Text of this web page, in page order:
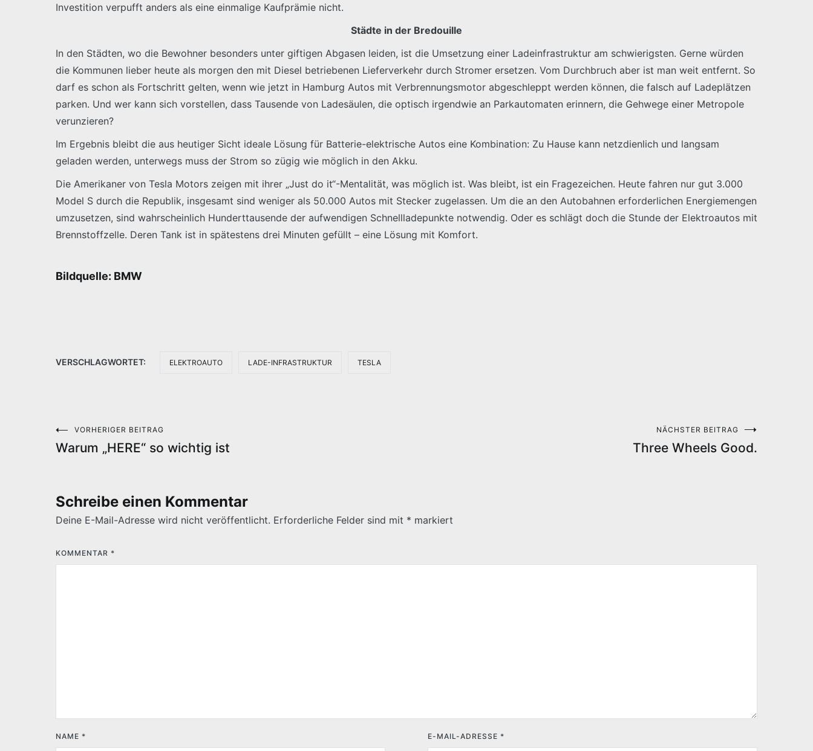
Investition verpufft anders als eine einmalige Kaufprämie nicht.
Städte in der Bredouille
In den Städten, wo die Bewohner besonders unter giftigen Abgasen leiden, ist die Umsetzung einer Ladeinfrastruktur am schwierigsten. Gerne würden
die Kommunen lieber heute als morgen den mit Diesel betriebenen Lieferverkehr durch Stromer ersetzen. Vom Durchbruch aber ist man weit entfernt. So
darf es schon als Fortschritt gelten, wenn wie jetzt in Hamburg Autos mit Verbrennungsmotor abgeschleppt werden können, die falsch auf Ladeplätzen
parken. Und wer kann sich vorstellen, dass Tausende von Ladesäulen, die optisch irgendwie an Parkautomaten erinnern, die Gehwege einer Metropole
verunzieren?
Im Ergebnis bleibt die aus heutiger Sicht ideale Lösung für Batterie-elektrische Autos eine Kombination: Zu Hause kann netzdienlich und langsam
geladen werden, unterwegs muss der Strom so zügig wie möglich in den Akku.
Die Amerikaner von Tesla Motors zeigen mit ihrer „Just do it“-Mentalität, was möglich ist. Was bleibt, ist ein Fragezeichen. Heute fahren nur gut 3.000
Model S durch die Republik, insgesamt sind weniger als 50.000 Autos mit Stecker zugelassen. Um die an den Autobahnen erforderlichen Energiemengen
umzusetzen, sind wahrscheinlich Hunderttausende der aufwendigen Schnellladepunkte notwendig. Oder es schlägt doch die Stunde der Elektroautos mit
Brennstoffzelle. Deren Tank ist in spätestens drei Minuten gefüllt – eine Lösung mit Komfort.
Bildquelle: BMW
VERSCHLAGWORTET: ELEKTROAUTO LADE-INFRASTRUKTUR TESLA
Beitragsnavigation
VORHERIGER BEITRAG
Warum „HERE“ so wichtig ist
NÄCHSTER BEITRAG
Three Wheels Good.
Schreibe einen Kommentar
Deine E-Mail-Adresse wird nicht veröffentlicht. Erforderliche Felder sind mit * markiert
KOMMENTAR *
NAME * E-MAIL-ADRESSE *